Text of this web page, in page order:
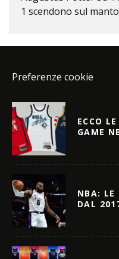
1 scendono sul
Preferenze cookie
ECCO
GAME
NBA: LE
DAL